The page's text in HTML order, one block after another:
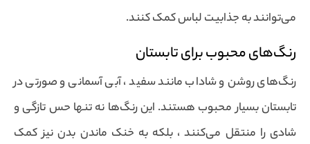
می‌توانند به جذابیت لباس کمک کنند.
رنگ‌های محبوب برای تابستان
رنگ‌های روشن و شاداب مانند سفید ، آبی آسمانی و صورتی در
تابستان بسیار محبوب هستند. این رنگ‌ها نه تنها حس تازگی و
شادی را منتقل می‌کنند ، بلکه به خنک ماندن بدن نیز کمک